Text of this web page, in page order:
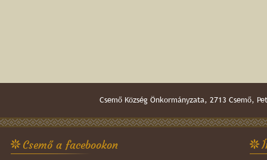
Csemő Község Önkormányzata, 2713
Csemő a facebookon